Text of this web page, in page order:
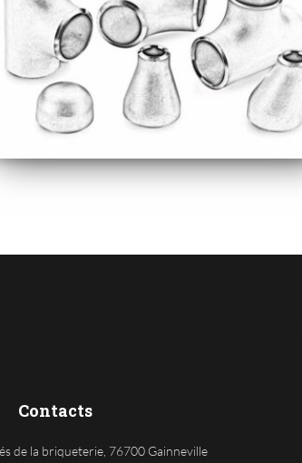
Contacts
de la briqueterie, 76700 Gainneville